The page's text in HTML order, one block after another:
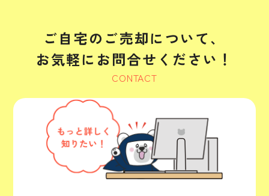
ご自宅のご売却について、
お気軽にお問合せください！
CONTACT